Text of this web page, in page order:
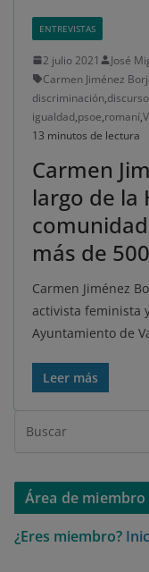
ENTREVISTAS
2 julio 2021
José
Carmen Jiménez
discriminación,
igualdad,psoe,romaní,
13 minutos de lectura
Carmen
largo de la
más de
Carmen Jiménez
activista feminista
Ayuntamiento de
Leer más
Área de miembro
¿Eres miembro?